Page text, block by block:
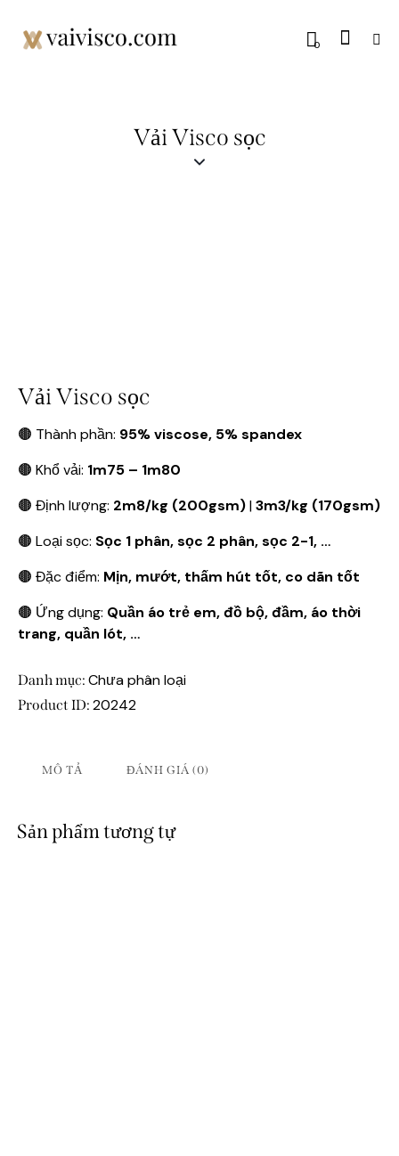
0
Vải Visco sọc
Vải Visco sọc
🟤 Thành phần: 95% viscose, 5% spandex
🟤 Khổ vải: 1m75 – 1m80
🟤 Định lượng: 2m8/kg (200gsm)|3m3/kg (170gsm)
🟤 Loại sọc: Sọc 1 phân, sọc 2 phân, sọc 2-1, …
🟤 Đặc điểm: Mịn, mướt, thấm hút tốt, co dãn tốt
🟤 Ứng dụng: Quần áo trẻ em, đồ bộ, đầm, áo thời
trang, quần lót, …
Danh mục: Chưa phân loại
Product ID: 20242
MÔ TẢ ĐÁNH GIÁ (0)
Sản phẩm tương tự